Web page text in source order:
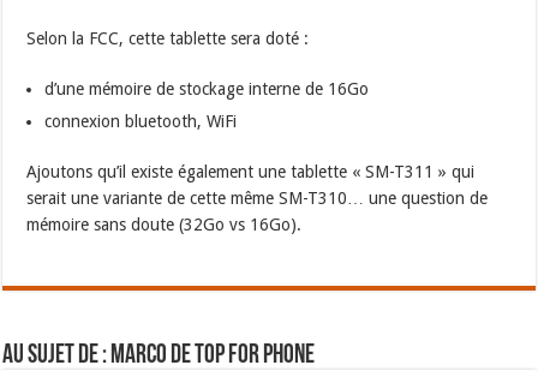
Selon la FCC, cette tablette sera doté :
d’une mémoire de stockage interne de 16Go
connexion bluetooth, WiFi
Ajoutons qu’il existe également une tablette « SM-T311 » qui
serait une variante de cette même SM-T310… une question de
mémoire sans doute (32Go vs 16Go).
Au sujet de : Marco de Top For Phone